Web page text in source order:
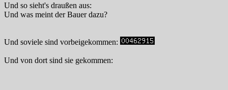
Und so sieht's draußen aus:
Und was meint der Bauer dazu?
Und soviele sind vorbeigekommen:
Und von dort sind sie gekommen: